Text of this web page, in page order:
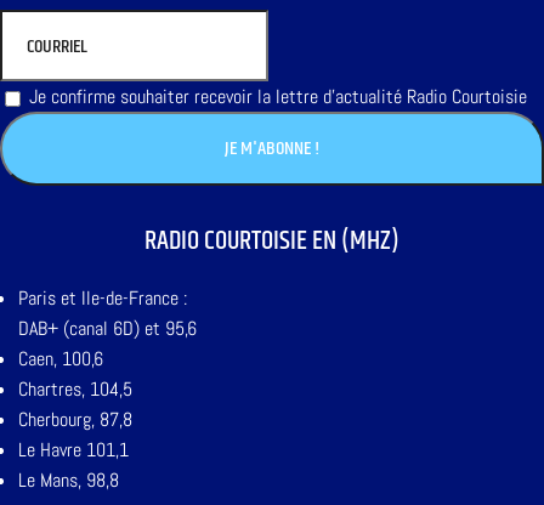
Je confirme souhaiter recevoir la lettre d'actualité Radio Courtoisie
RADIO COURTOISIE EN (MHZ)
Paris et Ile-de-France :
DAB+ (canal 6D) et 95,6
Caen, 100,6
Chartres, 104,5
Cherbourg, 87,8
Le Havre 101,1
Le Mans, 98,8